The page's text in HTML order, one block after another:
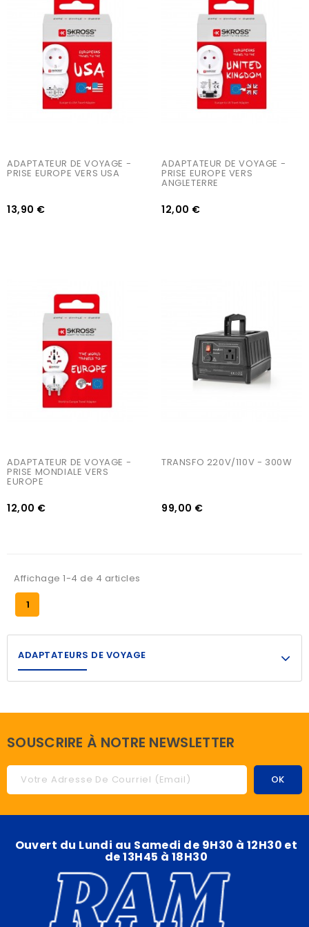
ADAPTATEUR DE VOYAGE -
PRISE EUROPE VERS USA
13,90 €
ADAPTATEUR DE VOYAGE -
PRISE EUROPE VERS
ANGLETERRE
12,00 €
ADAPTATEUR DE VOYAGE -
PRISE MONDIALE VERS
EUROPE
12,00 €
TRANSFO 220V/110V - 300W
99,00 €
Affichage 1-4 de 4 articles
1
ADAPTATEURS DE VOYAGE
SOUSCRIRE À NOTRE NEWSLETTER
Ouvert du Lundi au Samedi de 9H30 à 12H30 et
de 13H45 à 18H30